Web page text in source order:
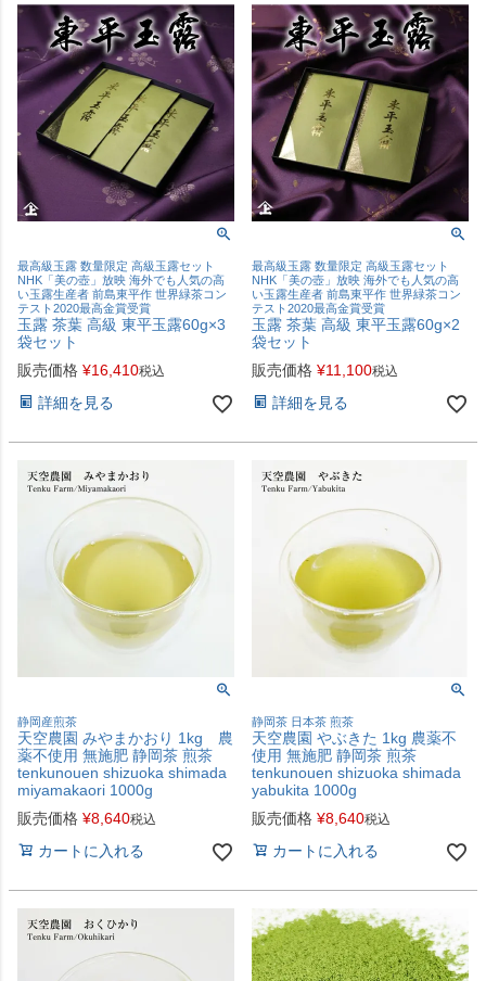
最高級玉露 数量限定 高級玉露セット
NHK「美の壺」放映 海外でも人気の高
い玉露生産者 前島東平作 世界緑茶コン
テスト2020最高金賞受賞
玉露 茶葉 高級 東平玉露60g×3
袋セット
販売価格 ¥16,410税込
詳細を見る
最高級玉露 数量限定 高級玉露セット
NHK「美の壺」放映 海外でも人気の高
い玉露生産者 前島東平作 世界緑茶コン
テスト2020最高金賞受賞
玉露 茶葉 高級 東平玉露60g×2
袋セット
販売価格 ¥11,100税込
詳細を見る
静岡産煎茶
天空農園 みやまかおり 1kg 農
薬不使用 無施肥 静岡茶 煎茶
tenkunouen shizuoka shimada
miyamakaori 1000g
販売価格 ¥8,640税込
カートに入れる
静岡茶 日本茶 煎茶
天空農園 やぶきた 1kg 農薬不
使用 無施肥 静岡茶 煎茶
tenkunouen shizuoka shimada
yabukita 1000g
販売価格 ¥8,640税込
カートに入れる